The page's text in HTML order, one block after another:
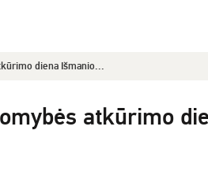
diena Išmanio...
atkūrimo